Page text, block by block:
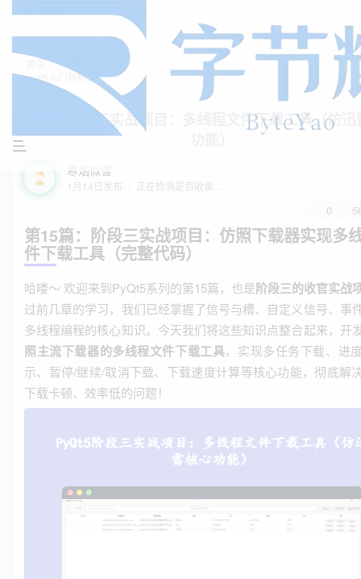
首页
pyqt5入门到精通
PyQt5阶段三实战项目：多线程文件下载工具（仿
寒烟似雪
1月14日发布 正在检测是否收录...
0
第15篇：阶段三实战项目：仿照下载器实现多
件下载工具（完整代码）
哈喽～ 欢迎来到PyQt5系列的第15篇，也是阶段三的收官实战
过前几章的学习，我们已经掌握了信号与槽、自定义信号、事
多线程编程的核心知识。今天我们将这些知识点整合起来，开
照主流下载器的多线程文件下载工具，实现多任务下载、进
示、暂停/继续/取消下载、下载速度计算等核心功能，彻底解
下载卡顿、效率低的问题！